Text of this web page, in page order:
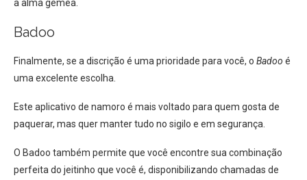
a alma gêmea.
Badoo
Finalmente, se a discrição é uma prioridade para você, o Badoo é
uma excelente escolha.
Este aplicativo de namoro é mais voltado para quem gosta de
paquerar, mas quer manter tudo no sigilo e em segurança.
O Badoo também permite que você encontre sua combinação
perfeita do jeitinho que você é, disponibilizando chamadas de